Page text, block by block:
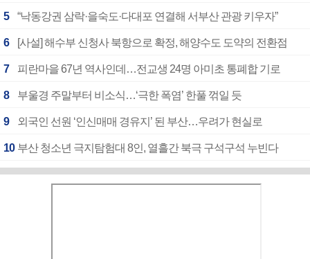
5 “낙동강권 삼락·을숙도·다대포 연결해 서부산 관광 키우자”
6 [사설] 해수부 신청사 북항으로 확정, 해양수도 도약의 전환점
7 피란마을 67년 역사인데…전교생 24명 아미초 통폐합 기로
8 부울경 주말부터 비소식…‘극한 폭염’ 한풀 꺾일 듯
9 외국인 선원 ‘인신매매 경유지’ 된 부산…우려가 현실로
10 부산 청소년 극지탐험대 8인, 열흘간 북극 구석구석 누빈다